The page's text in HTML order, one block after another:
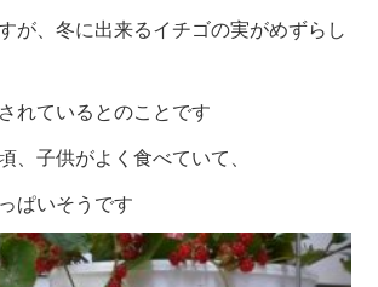
が、冬に出来るイチゴの実がめずらし
れているとのことです
、子供がよく食べていて、
ぱいそうです